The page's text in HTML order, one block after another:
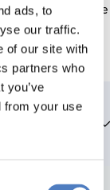
ads, to
our traffic.
of our site with
partners who
you’ve
from your use
ausgelotet, die
am